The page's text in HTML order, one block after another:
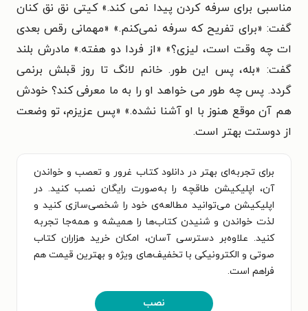
مناسبی برای سرفه کردن پیدا نمی کند.» کیتی نق نق کنان
گفت: «برای تفریح که سرفه نمی‌کنم.» «مهمانی رقص بعدی
ات چه وقت است، لیزی؟» «از فردا دو هفته.» مادرش بلند
گفت: «بله، پس این طور. خانم لانگ تا روز قبلش برنمی
گردد. پس چه طور می خواهد او را به ما معرفی کند؟ خودش
هم آن موقع هنوز با او آشنا نشده.» «پس عزیزم، تو وضعت
از دوستت بهتر است.
برای تجربه‌ای بهتر در دانلود کتاب غرور و تعصب و خواندن
آن، اپلیکیشن طاقچه را به‌صورت رایگان نصب کنید. در
اپلیکیشن می‌توانید مطالعه‌ی خود را شخصی‌سازی کنید و
لذت خواندن و شنیدن کتاب‌ها را همیشه و همه‌جا تجربه
کنید. علاوه‌بر دسترسی آسان، امکان خرید هزاران کتاب
صوتی و الکترونیکی با تخفیف‌های ویژه و بهترین قیمت هم
فراهم است.
نصب